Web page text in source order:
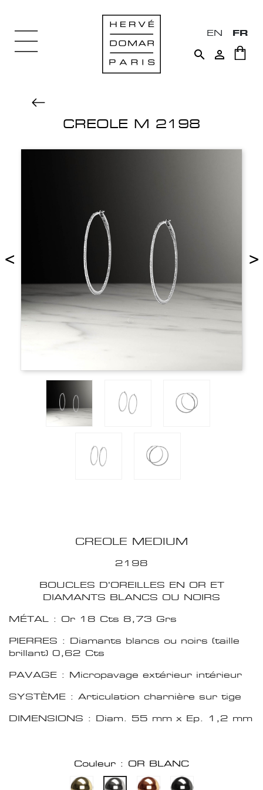
EN FR
 
CREOLE M 2198
< >
CREOLE MEDIUM
2198
BOUCLES D'OREILLES EN OR ET
DIAMANTS BLANCS OU NOIRS
MÉTAL : Or 18 Cts 8,73 Grs
PIERRES : Diamants blancs ou noirs (taille
brillant) 0,62 Cts
PAVAGE : Micropavage extérieur intérieur
SYSTÈME : Articulation charnière sur tige
DIMENSIONS : Diam. 55 mm x Ep. 1,2 mm
Couleur : OR BLANC